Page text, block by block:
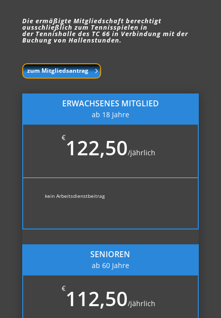
Die ermäßigte Mitgliedschaft berechtigt
ausschließlich zum Tennisspielen in
der Tennishalle des TC 66 in Verbindung mit der
Buchung von Hallenstunden.
zum Mitgliedsantrag
ERWACHSENES MITGLIED
ab 18 Jahre
€122,50/jährlich
kein Arbeitsdienstbeitrag
SENIOREN
ab 60 Jahre
€112,50/jährlich